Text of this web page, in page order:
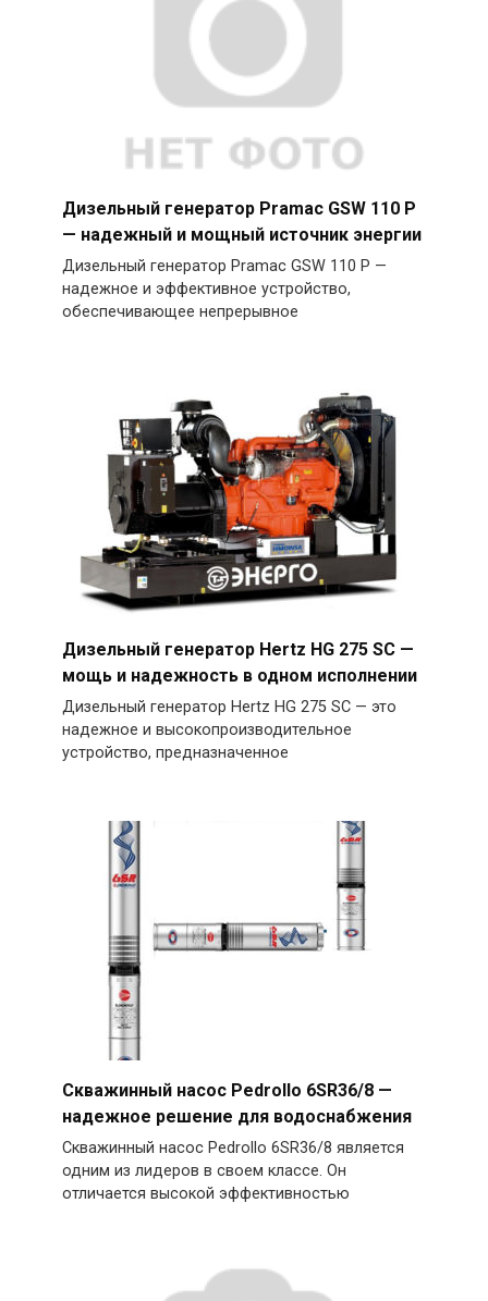
Дизельный генератор Pramac GSW 110 P
— надежный и мощный источник энергии
Дизельный генератор Pramac GSW 110 P —
надежное и эффективное устройство,
обеспечивающее непрерывное
Дизельный генератор Hertz HG 275 SC —
мощь и надежность в одном исполнении
Дизельный генератор Hertz HG 275 SC — это
надежное и высокопроизводительное
устройство, предназначенное
Скважинный насос Pedrollo 6SR36/8 —
надежное решение для водоснабжения
Скважинный насос Pedrollo 6SR36/8 является
одним из лидеров в своем классе. Он
отличается высокой эффективностью